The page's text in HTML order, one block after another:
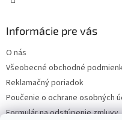
Informácie pre vás
O nás
Všeobecné obchodné
Reklamačný poriadok
Poučenie o ochrane osobných
Formulár na odstúpenie zmluvy